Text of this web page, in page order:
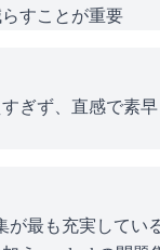
すことが重要
ぎず、直感で素
が最も充実してい